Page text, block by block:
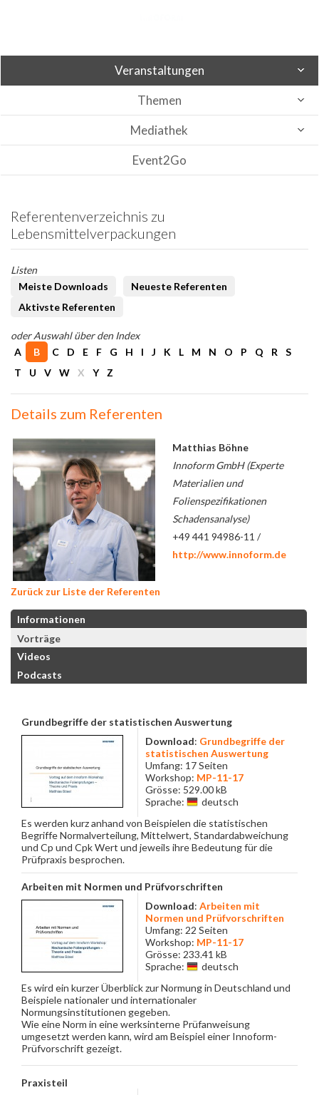
Veranstaltungen
Themen
Mediathek
Event2Go
Referentenverzeichnis zu
Lebensmittelverpackungen
Listen
Meiste Downloads
Neueste Referenten
Aktivste Referenten
oder Auswahl über den Index
A
B C D E F G H I J K L M N O P Q R
S
T
U V W X Y Z
Details zum Referenten
Matthias Böhne
Innoform GmbH (Experte
Materialien und
Folienspezifikationen
Schadensanalyse)
+49 441 94986-11 /
http://www.innoform.de
Zurück zur Liste der Referenten
Informationen
Vorträge
Videos
Podcasts
Grundbegriffe der statistischen Auswertung
Download: Grundbegriffe der
statistischen Auswertung
Umfang: 17 Seiten
Workshop: MP-11-17
Grösse: 529.00 kB
Sprache:
deutsch
Es werden kurz anhand von Beispielen die statistischen
Begriffe Normalverteilung, Mittelwert, Standardabweichung
und Cp und Cpk Wert und jeweils ihre Bedeutung für die
Prüfpraxis besprochen.
Arbeiten mit Normen und Prüfvorschriften
Download: Arbeiten mit
Normen und Prüfvorschriften
Umfang: 22 Seiten
Workshop: MP-11-17
Grösse: 233.41 kB
Sprache:
deutsch
Es wird ein kurzer Überblick zur Normung in Deutschland und
Beispiele nationaler und internationaler
Normungsinstitutionen gegeben.
Wie eine Norm in eine werksinterne Prüfanweisung
umgesetzt werden kann, wird am Beispiel einer Innoform-
Prüfvorschrift gezeigt.
Praxisteil